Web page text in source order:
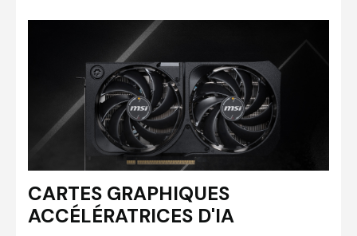
CARTES GRAPHIQUES
ACCÉLÉRATRICES D'IA